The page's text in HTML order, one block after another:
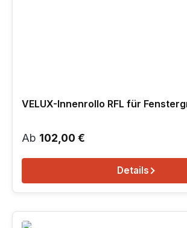
VELUX-Innenrollo RFL für
Regulärer Preis:
Ab 102,00 €
Details